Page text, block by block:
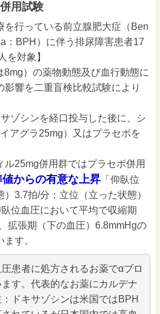
用試験
を行っている前立腺肥大症（Ben
：BPH）に伴う排尿障害患者17
を対象】
8mg）の薬物動態及び血行動態に
影響を二重盲検比較試験により
ゾシンを経口投与した後に、シ
アグラ25mg）又はプラセボを
ル25mg併用群ではプラセボ併用
からの有意な上昇 「仰臥位
）3.7拍/分：立位（立った状態）
位血圧において平均で収縮期
拡張期（下の血圧）6.8mmHgの
す。
患者に処方されるお薬でαブロ
す。代表的なお薬にカルデナ
ドキサゾシンは米国ではBPH